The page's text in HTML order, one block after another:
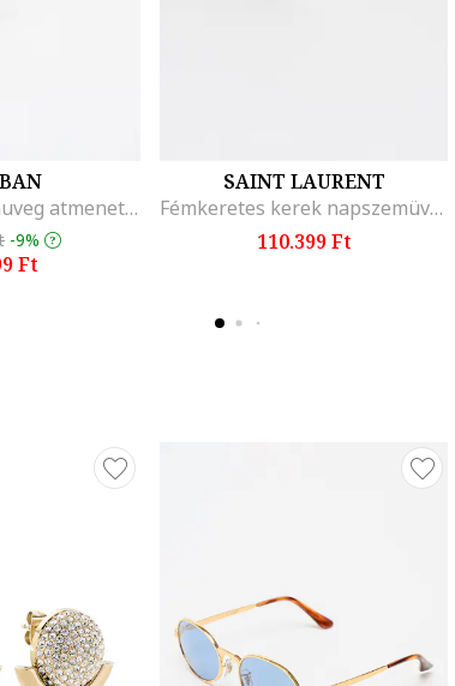
Unisex napszemuveg atmenetes lencsekkel - 65569, Aranyszín/Olívazöld
-9%
Ft
SAINT LAURENT
Fémkeretes kerek napszemüveg, Aranyszín
110.399 Ft